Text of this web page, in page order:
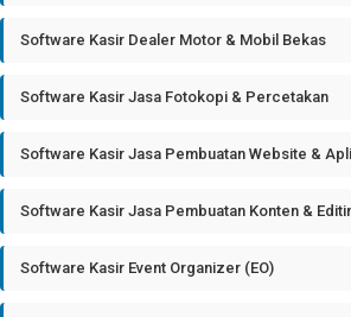
Software Kasir Dealer Motor & Mobil Bekas
Software Kasir Jasa Fotokopi & Percetakan
Software Kasir Jasa Pembuatan Website &
Software Kasir Jasa Pembuatan Konten &
Software Kasir Event Organizer (EO)